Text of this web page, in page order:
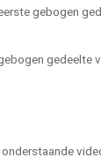
gebogen
gedeelte